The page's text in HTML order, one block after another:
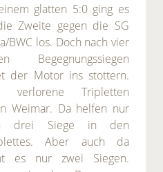
glatten 5:0 ging es
Zweite gegen die SG
BWC los. Doch nach vier
Begegnungssiegen
der Motor ins stottern.
verlorene Tripletten
Weimar. Da helfen nur
drei Siege in den
Aber auch da
es nur zwei Siegen.